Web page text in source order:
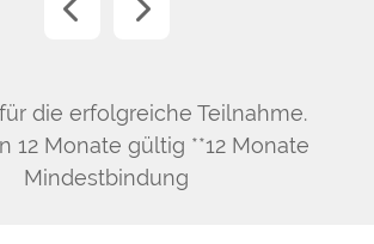
die erfolgreiche Teilnahme.
12 Monate gültig **12 Monate
Mindestbindung